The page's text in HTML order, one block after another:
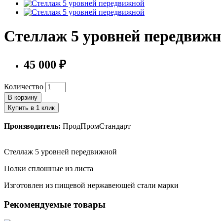
Стеллаж 5 уровней
45 000 ₽
Количество
В корзину
Купить в 1 клик
Производитель: ПродПромСтандарт
Стеллаж 5 уровней передвижной
Полки сплошные из листа
Изготовлен из пищевой нержавеющей стали марки
Рекомендуемые товары